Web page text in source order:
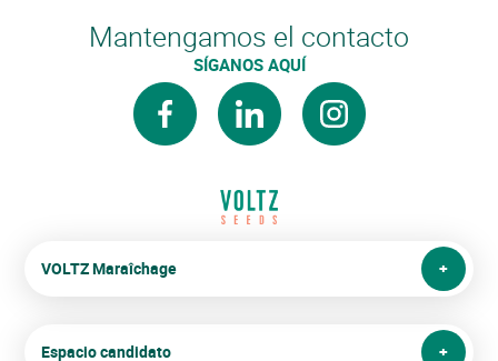
Mantengamos el contacto
SÍGANOS AQUÍ
facebooklinkedin instagram
VOLTZ Maraîchage
Espacio candidato